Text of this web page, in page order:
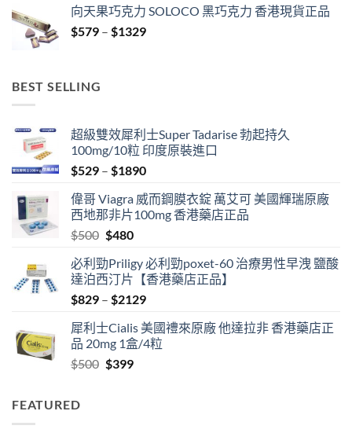
$529
through
向天果巧克力 SOLOCO 黑巧克力 香港現貨正品
$579 – $1329Price
BEST SELLING
超級雙效犀利士Super Tadarise 勃起持久
100mg/10粒 印度原裝進口
$529 – $1890Price
$529
through
偉哥 Viagra 威而鋼膜衣錠 萬艾可 美國輝瑞原廠
西地那非片100mg 香港藥店正品
$500 Original
was:
$500.
$480Current
is:
$480.
必利勁Priligy 必利勁poxet-60 治療男性早洩 鹽酸
達泊西汀片【香港藥店正品】
$829 – $2129Price
$829
through
犀利士Cialis 美國禮來原廠 他達拉非 香港藥店正
品 20mg 1盒/4粒
$500 Original
$399Current
FEATURED